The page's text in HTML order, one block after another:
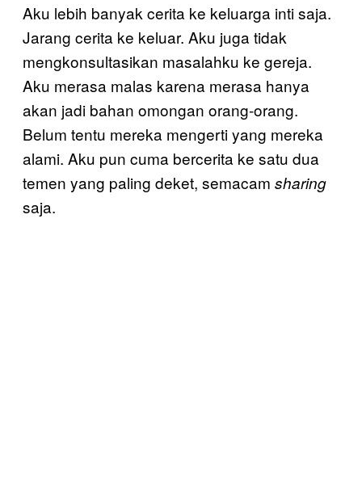
Aku lebih banyak cerita ke keluarga inti saja.
Jarang cerita ke keluar. Aku juga tidak
mengkonsultasikan masalahku ke gereja.
Aku merasa malas karena merasa hanya
akan jadi bahan omongan orang-orang.
Belum tentu mereka mengerti yang mereka
alami. Aku pun cuma bercerita ke satu dua
temen yang paling deket, semacam sharing
saja.